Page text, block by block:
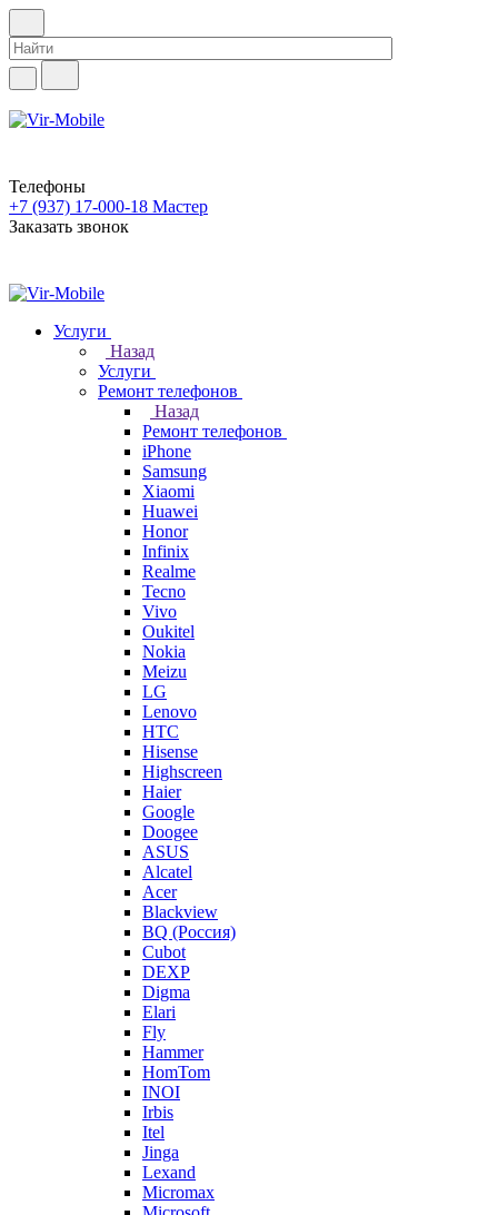
Телефоны
+7 (937) 17-000-18 Мастер
Заказать звонок
Услуги
Назад
Услуги
Ремонт телефонов
Назад
Ремонт телефонов
iPhone
Samsung
Xiaomi
Huawei
Honor
Infinix
Realme
Tecno
Vivo
Oukitel
Nokia
Meizu
LG
Lenovo
HTC
Hisense
Highscreen
Haier
Google
Doogee
ASUS
Alcatel
Acer
Blackview
BQ (Россия)
Cubot
DEXP
Digma
Elari
Fly
Hammer
HomTom
INOI
Irbis
Itel
Jinga
Lexand
Micromax